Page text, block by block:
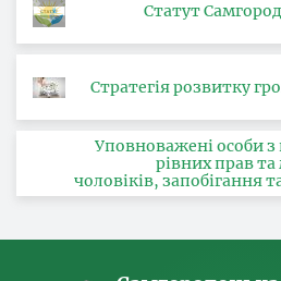
Статут
Стратегія розвитку
Уповноважені особи
рівних прав
чоловіків, запобігання
за ознакою статі, з